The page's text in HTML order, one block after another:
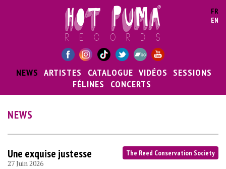
FR
EN
NEWS ARTISTES CATALOGUE VIDÉOS SESSIONS
FÉLINES
CONCERTS
NEWS
The Reed Conservation Society
Une exquise justesse
27 Juin 2026